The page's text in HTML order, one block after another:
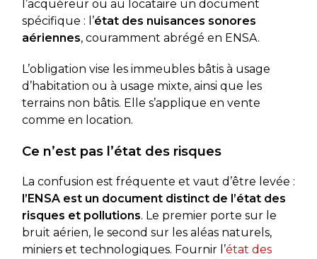
l’acquéreur ou au locataire un document
spécifique : l’état des nuisances sonores
aériennes, couramment abrégé en ENSA.
L’obligation vise les immeubles bâtis à usage
d’habitation ou à usage mixte, ainsi que les
terrains non bâtis. Elle s’applique en vente
comme en location.
Ce n’est pas l’état des risques
La confusion est fréquente et vaut d’être levée :
l’ENSA est un document distinct de l’état des
risques et pollutions. Le premier porte sur le
bruit aérien, le second sur les aléas naturels,
miniers et technologiques. Fournir l’état des